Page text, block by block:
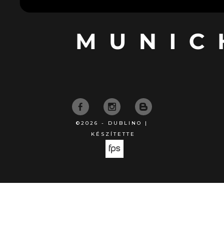
©2026 - DUBLINO |
KÉSZÍTETTE